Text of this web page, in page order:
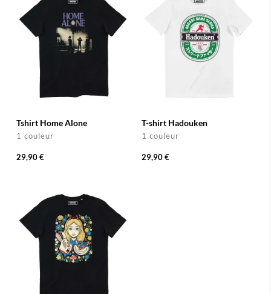
Tshirt Home Alone
1 couleur
29,90 €
T-shirt Hadouken
1 couleur
29,90 €